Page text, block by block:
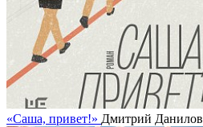
«Саша, привет!» Дмитрий Данилов